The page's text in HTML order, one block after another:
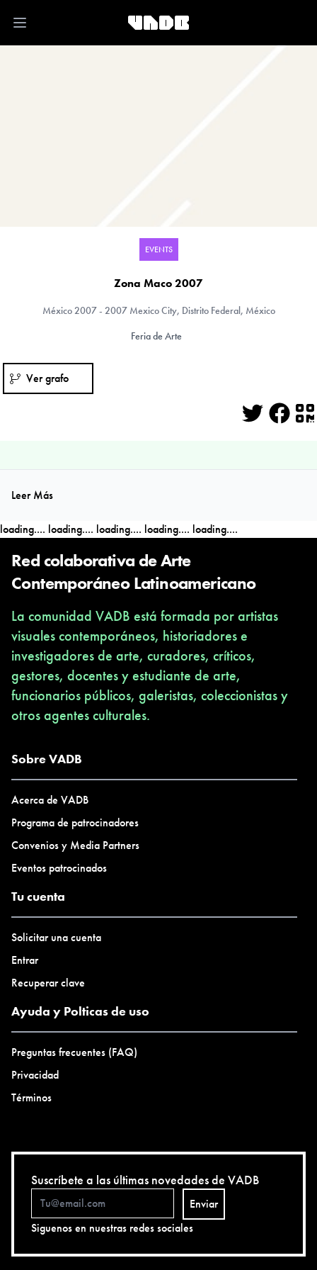
Open main menu
EVENTS
Zona Maco 2007
México2007 - 2007 Mexico City, Distrito Federal, México
Feria de Arte
Ver grafo
Leer Más
loading.... loading.... loading.... loading.... loading....
Red colaborativa de Arte
Contemporáneo Latinoamericano
La comunidad VADB está formada por artistas
visuales contemporáneos, historiadores e
investigadores de arte, curadores, críticos,
gestores, docentes y estudiante de arte,
funcionarios públicos, galeristas, coleccionistas y
otros agentes culturales.
Sobre VADB
Acerca de VADB
Programa de patrocinadores
Convenios y Media Partners
Eventos patrocinados
Tu cuenta
Solicitar una cuenta
Entrar
Recuperar clave
Ayuda y Polticas de uso
Preguntas frecuentes (FAQ)
Privacidad
Términos
Suscríbete a las últimas novedades de VADB
Enviar
Siguenos en nuestras redes sociales